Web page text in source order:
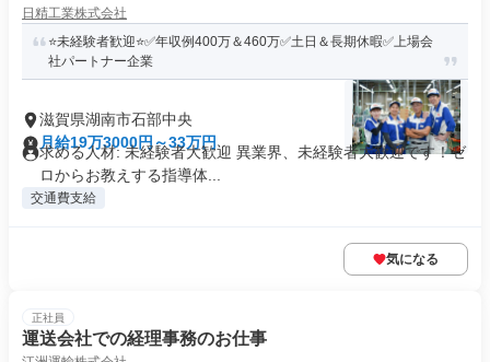
日精工業株式会社
⭐未経験者歓迎⭐✅年収例400万＆460万✅土日＆長期休暇✅上場会
社パートナー企業
滋賀県湖南市石部中央
月給19万3000円～33万円
求める人材: 未経験者大歓迎 異業界、未経験者大歓迎です！ゼ
ロからお教えする指導体...
交通費支給
気になる
正社員
運送会社での経理事務のお仕事